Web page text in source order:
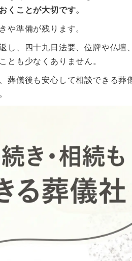
くことが大切です。
や準備が残ります。
し、四十九日法要、位牌や仏壇
とも少なくありません。
葬儀後も安心して相談できる葬